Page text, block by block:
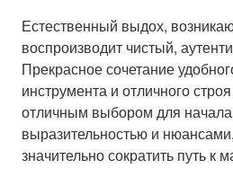
Естественный выдох,
воспроизводит чистый,
Прекрасное сочетание
инструмента и отличного
отличным выбором для
выразительностью и
значительно сократить путь к